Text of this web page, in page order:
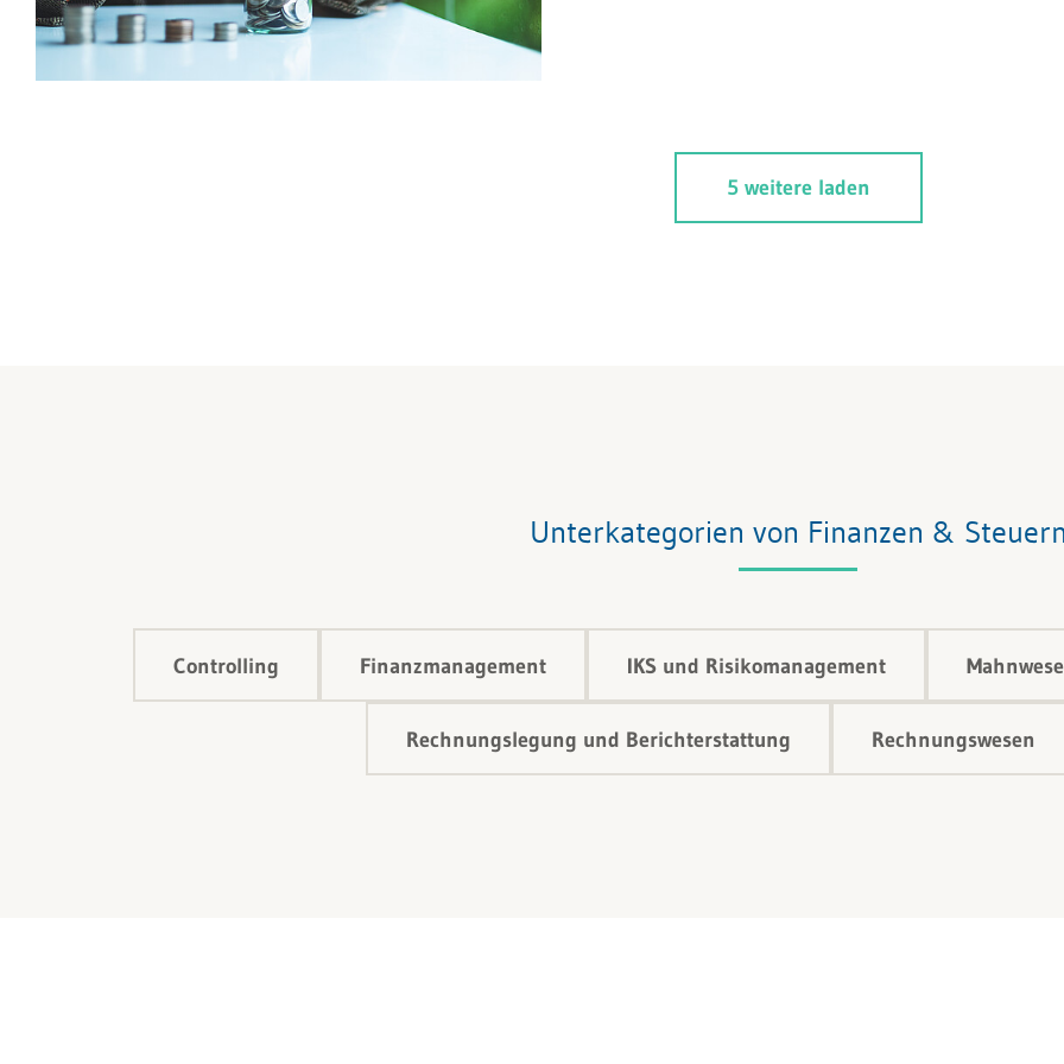
5 weitere laden
Unterkategorien von Finanzen &
Controlling Finanzmanagement IKS und Risikomanagement
Rechnungslegung und Berichterstattung Rechnungswesen